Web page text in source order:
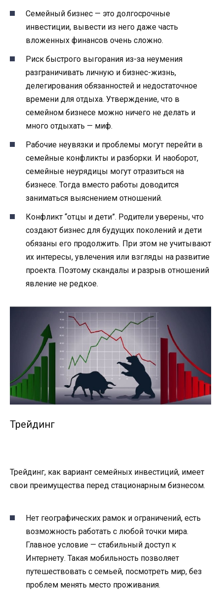
Семейный бизнес — это долгосрочные
инвестиции, вывести из него даже часть
вложенных финансов очень сложно.
Риск быстрого выгорания из-за неумения
разграничивать личную и бизнес-жизнь,
делегирования обязанностей и недостаточное
времени для отдыха. Утверждение, что в
семейном бизнесе можно ничего не делать и
много отдыхать — миф.
Рабочие неувязки и проблемы могут перейти в
семейные конфликты и разборки. И наоборот,
семейные неурядицы могут отразиться на
бизнесе. Тогда вместо работы доводится
заниматься выяснением отношений.
Конфликт “отцы и дети”. Родители уверены, что
создают бизнес для будущих поколений и дети
обязаны его продолжить. При этом не учитывают
их интересы, увлечения или взгляды на развитие
проекта. Поэтому скандалы и разрыв отношений
явление не редкое.
Трейдинг
Трейдинг, как вариант семейных инвестиций, имеет
свои преимущества перед стационарным бизнесом.
Нет географических рамок и ограничений, есть
возможность работать с любой точки мира.
Главное условие — стабильный доступ к
Интернету. Такая мобильность позволяет
путешествовать с семьей, посмотреть мир, без
проблем менять место проживания.